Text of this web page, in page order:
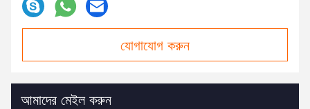
যোগাযোগ করুন
আমাদের মেইল ​​করুন